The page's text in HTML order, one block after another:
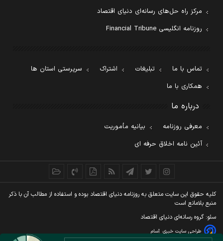
مرکز راه حل‌های رسانه‌ای دنیای اقتصاد
روزنامه انگلیسی Financial Tribune
تماس با ما تبلیغات اشتراک
سرپرستی استان ها
همکاری با ما
درباره ما
معرفی روزنامه
بیانیه مأموریت
آئین نامه اخلاق حرفه ای
کليه حقوق اين سايت متعلق به روزنامه دنيای اقتصاد بوده و استفاده از مطالب آن با ذکر
منبع بلامانع است
سئو: گروه رسانه‌ای دنیای اقتصاد
طراحی سایت خبری آسام